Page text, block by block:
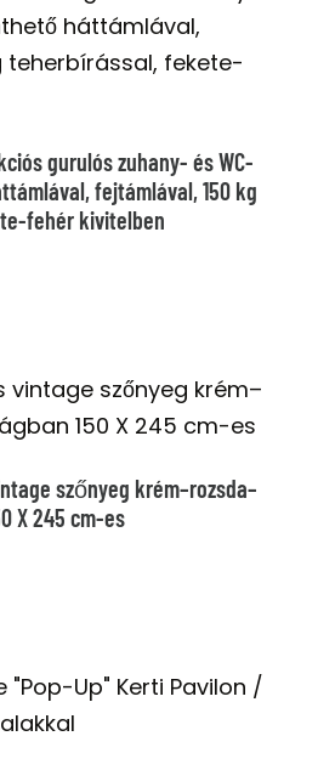
gurulós zuhany- és WC-
fejtámlával, 150 kg
fehér kivitelben
szőnyeg krém–rozsda–
X 245 cm-es